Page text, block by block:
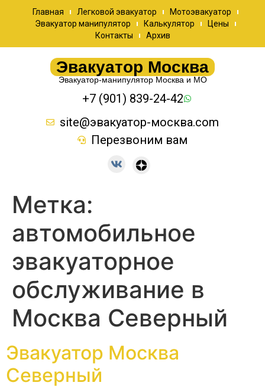
Главная Легковой эвакуатор
Мотоэвакуатор
Эвакуатор манипулятор
Калькулятор
Цены
Контакты
Архив
Эвакуатор Москва
Эвакуатор-манипулятор Москва и МО
+7 (901) 839-24-42
site@эвакуатор-москва.com
Перезвоним вам
Метка:
автомобильное
эвакуаторное
обслуживание в
Москва Северный
Эвакуатор Москва
Северный